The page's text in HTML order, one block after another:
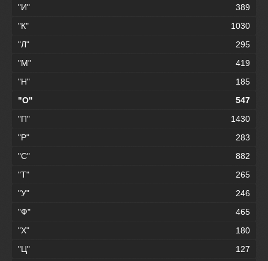
"И"
389
"К"
1030
"Л"
295
"М"
419
"Н"
185
"О"
547
"П"
1430
"Р"
283
"С"
882
"Т"
265
"У"
246
"Ф"
465
"Х"
180
"Ц"
127